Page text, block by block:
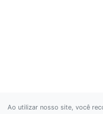
Ao utilizar nosso site, você